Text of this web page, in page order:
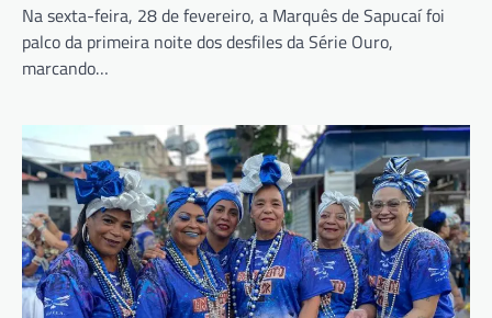
Na sexta-feira, 28 de fevereiro, a Marquês de Sapucaí foi
palco da primeira noite dos desfiles da Série Ouro,
marcando…